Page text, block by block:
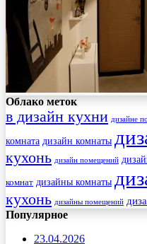
Облако меток
в дизайн кухни дизайне
комната дизайн комнаты
кухонь дизайн помещений
комнат дизайны комнаты
кухонь дизайны помещений
Популярное
23.04.2026